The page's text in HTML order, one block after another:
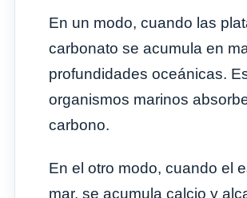
En un modo, cuando las
carbonato se acumula en
profundidades oceánicas.
organismos marinos
carbono.
En el otro modo, cuando el
mar, se acumula calcio y